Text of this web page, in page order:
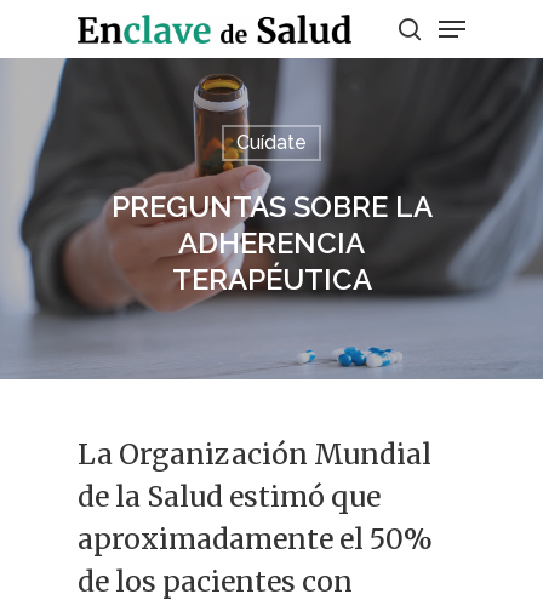
Presiona enter para buscar o ESC para
Cuídate
PREGUNTAS SOBRE LA
ADHERENCIA
TERAPÉUTICA
La Organización Mundial
de la Salud estimó que
aproximadamente el 50%
de los pacientes con